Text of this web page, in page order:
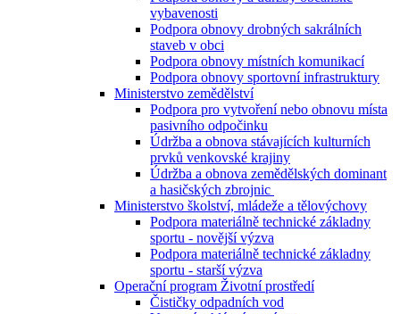
vybavenosti
Podpora obnovy drobných sakrálních
staveb v obci
Podpora obnovy místních komunikací
Podpora obnovy sportovní infrastruktury
Ministerstvo zemědělství
Podpora pro vytvoření nebo obnovu místa
pasivního odpočinku
Údržba a obnova stávajících kulturních
prvků venkovské krajiny
Údržba a obnova zemědělských dominant
a hasičských zbrojnic
Ministerstvo školství, mládeže a tělovýchovy
Podpora materiálně technické základny
sportu - novější výzva
Podpora materiálně technické základny
sportu - starší výzva
Operační program Životní prostředí
Čističky odpadních vod